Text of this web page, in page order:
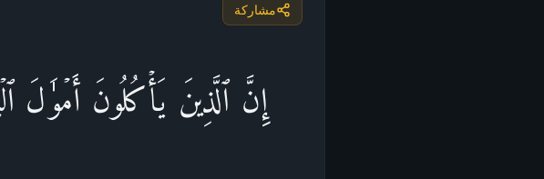
مشاركة
إِنَّ ٱلَّذِینَ یَأۡكُلُونَ أَمۡوَ ٰ⁠لَ